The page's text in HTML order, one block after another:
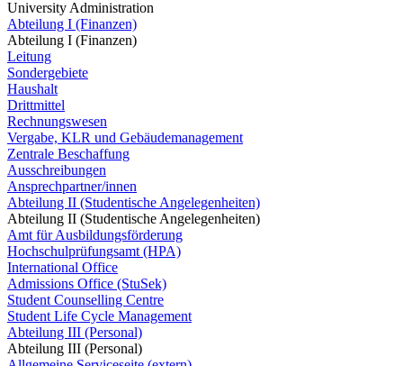
University Administration
Abteilung I (Finanzen)
Abteilung I (Finanzen)
Leitung
Sondergebiete
Haushalt
Drittmittel
Rechnungswesen
Vergabe, KLR und Gebäudemanagement
Zentrale Beschaffung
Ausschreibungen
Ansprechpartner/innen
Abteilung II (Studentische Angelegenheiten)
Abteilung II (Studentische Angelegenheiten)
Amt für Ausbildungsförderung
Hochschulprüfungsamt (HPA)
International Office
Admissions Office (StuSek)
Student Counselling Centre
Student Life Cycle Management
Abteilung III (Personal)
Abteilung III (Personal)